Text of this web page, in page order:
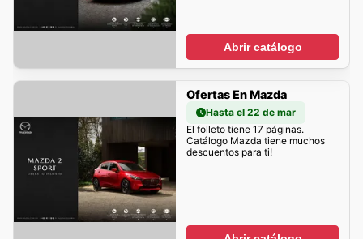
Abrir catálogo
Ofertas En Mazda
Hasta el 22 de mar
El folleto tiene 17 páginas.
Catálogo Mazda tiene muchos
descuentos para ti!